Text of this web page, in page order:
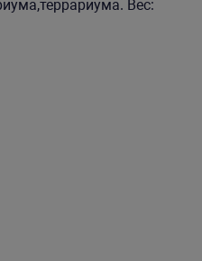
Вес: